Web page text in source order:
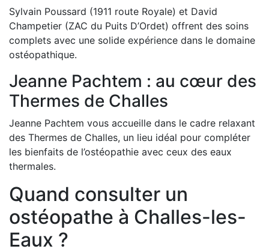
Sylvain Poussard (1911 route Royale) et David
Champetier (ZAC du Puits D’Ordet) offrent des soins
complets avec une solide expérience dans le domaine
ostéopathique.
Jeanne Pachtem : au cœur des
Thermes de Challes
Jeanne Pachtem vous accueille dans le cadre relaxant
des Thermes de Challes, un lieu idéal pour compléter
les bienfaits de l’ostéopathie avec ceux des eaux
thermales.
Quand consulter un
ostéopathe à Challes-les-
Eaux ?